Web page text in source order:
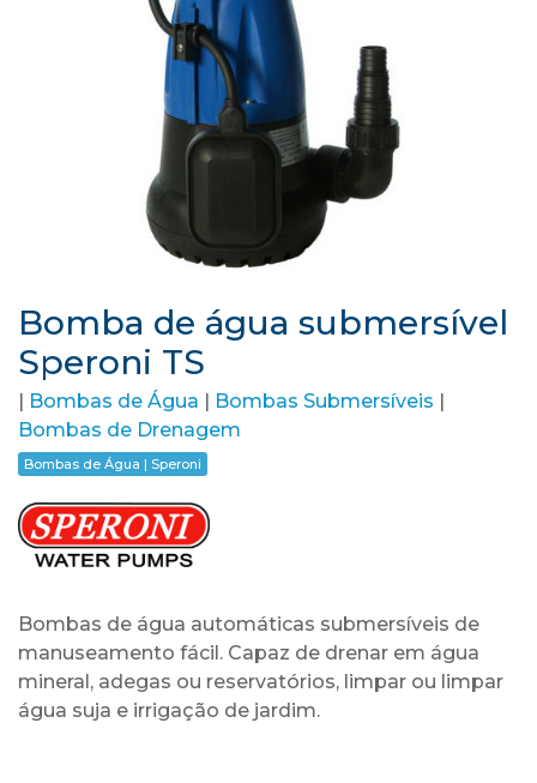
Bomba de água submersível
Speroni TS
| Bombas de Água | Bombas Submersíveis |
Bombas de Drenagem
Bombas de Água | Speroni
Bombas de água automáticas submersíveis de
manuseamento fácil. Capaz de drenar em água
mineral, adegas ou reservatórios, limpar ou limpar
água suja e irrigação de jardim.